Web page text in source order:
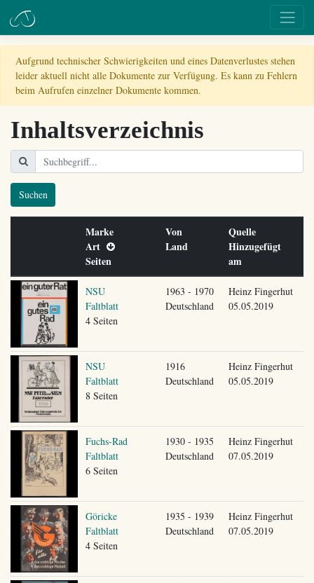
Aufgrund technischer Schwierigkeiten und eines Datenverlustes stehen
leider aktuell nicht alle Dokumente zur Verfügung. Es kann zu Fehlern
beim Aufrufen einzelner Dokumente kommen.
Inhaltsverzeichnis
Suchen
Marke
Art
Seiten
Von
Land
Quelle
Hinzugefügt
am
NSU
Faltblatt
4 Seiten
1963 - 1970
Deutschland
Heinz Fingerhut
05.05.2019
NSU
Faltblatt
8 Seiten
1916
Deutschland
Heinz Fingerhut
05.05.2019
Fuchs-Rad
Faltblatt
6 Seiten
1930 - 1935
Deutschland
Heinz Fingerhut
07.05.2019
Göricke
Faltblatt
4 Seiten
1935 - 1939
Deutschland
Heinz Fingerhut
07.05.2019